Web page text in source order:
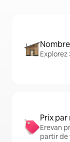
Explorez
Prix
Erevan
partir de